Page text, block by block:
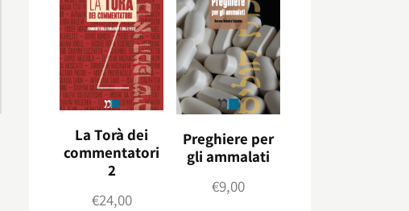
La Torà dei
commentatori
2
€24,00
Preghiere per
gli ammalati
€9,00